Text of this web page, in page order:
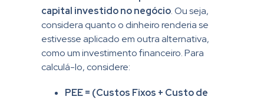
capital investido no negócio. Ou seja,
considera quanto o dinheiro renderia se
estivesse aplicado em outra alternativa,
como um investimento financeiro. Para
calculá-lo, considere:
PEE = (Custos Fixos + Custo de